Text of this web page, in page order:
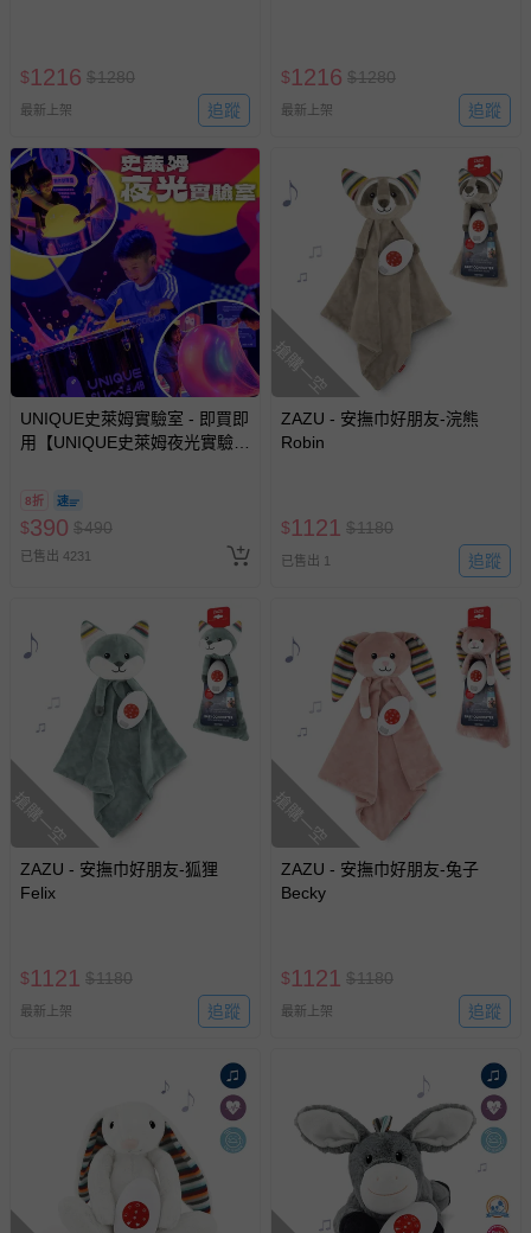
$1216 $1280
最新上架 追蹤
$1216 $1280
最新上架 追蹤
UNIQUE史萊姆實驗室 - 即買即
用【UNIQUE史萊姆夜光實驗室
人小孩均一價(3歲以上需購票))
8折
$390 $490
已售出 4231
搶購一空
ZAZU - 安撫巾好朋友-浣熊
Robin
$1121 $1180
已售出 1 追蹤
搶購一空
ZAZU - 安撫巾好朋友-狐狸
Felix
$1121 $1180
最新上架 追蹤
搶購一空
ZAZU - 安撫巾好朋友-兔子
Becky
$1121 $1180
最新上架 追蹤